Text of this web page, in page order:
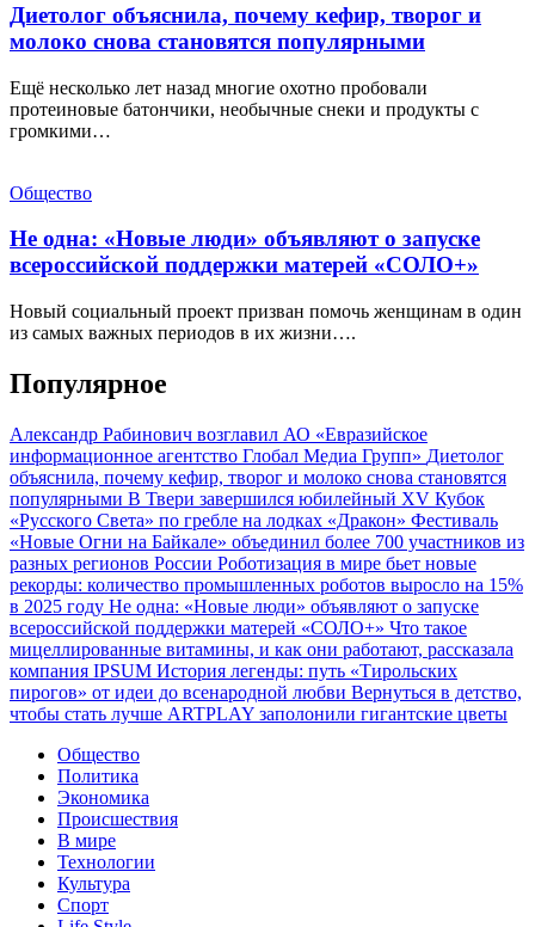
Диетолог объяснила, почему кефир, творог и
молоко снова становятся популярными
Ещё несколько лет назад многие охотно пробовали
протеиновые батончики, необычные снеки и продукты с
громкими…
Общество
Не одна: «Новые люди» объявляют о запуске
всероссийской поддержки матерей «СОЛО+»
Новый социальный проект призван помочь женщинам в один
из самых важных периодов в их жизни….
Популярное
Александр Рабинович возглавил АО «Евразийское
информационное агентство Глобал Медиа Групп» Диетолог
объяснила, почему кефир, творог и молоко снова становятся
популярными В Твери завершился юбилейный XV Кубок
«Русского Света» по гребле на лодках «Дракон» Фестиваль
«Новые Огни на Байкале» объединил более 700 участников из
разных регионов России Роботизация в мире бьет новые
рекорды: количество промышленных роботов выросло на 15%
в 2025 году Не одна: «Новые люди» объявляют о запуске
всероссийской поддержки матерей «СОЛО+» Что такое
мицеллированные витамины, и как они работают, рассказала
компания IPSUM История легенды: путь «Тирольских
пирогов» от идеи до всенародной любви Вернуться в детство,
чтобы стать лучше ARTPLAY заполонили гигантские цветы
Общество
Политика
Экономика
Происшествия
В мире
Технологии
Культура
Спорт